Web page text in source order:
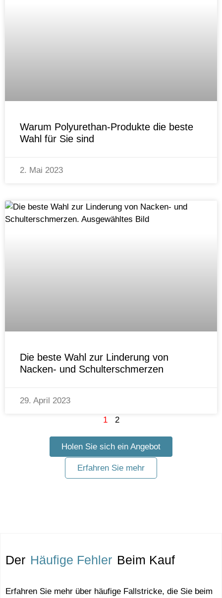
Warum Polyurethan-Produkte die beste
Wahl für Sie sind
2. Mai 2023
Die beste Wahl zur Linderung von
Nacken- und Schulterschmerzen
29. April 2023
1 2
Holen Sie sich ein Angebot
Erfahren Sie mehr
Der Häufige Fehler Beim Kauf
Erfahren Sie mehr über häufige Fallstricke, die Sie beim